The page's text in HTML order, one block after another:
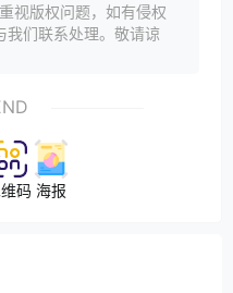
视版权问题，如有侵权
们联系处理。敬请谅
码 海报